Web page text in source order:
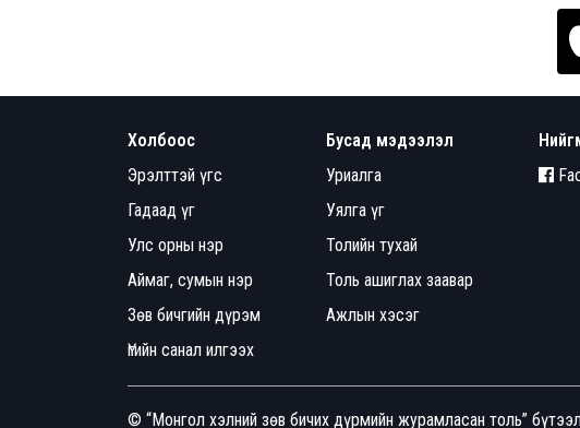
Холбоос
Эрэлттэй үгс
Гадаад үг
Улс орны нэр
Аймаг, сумын нэр
Зөв бичгийн дүрэм
Үгийн санал илгээх
Бусад мэдээлэл
Уриалга
Уялга үг
Толийн тухай
Толь ашиглах заавар
Ажлын хэсэг
© “Монгол хэлний зөв бичих дүрмийн журамласан толь”